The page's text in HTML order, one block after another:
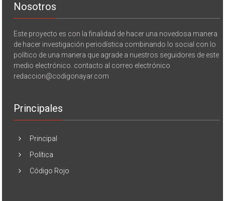
Nosotros
Este proyecto es con la finalidad de hacer una novedosa manera
de hacer investigación periodística combinando lo social con lo
político de una manera que agrade a nuestros seguidores de este
medio electrónico. contacto al correo electrónico
redaccion@codigonayar.com
Principales
Principal
Política
Código Rojo